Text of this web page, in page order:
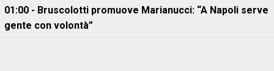
01:00 - Bruscolotti promuove Marianucci: “A Napoli serve
gente con volontà”